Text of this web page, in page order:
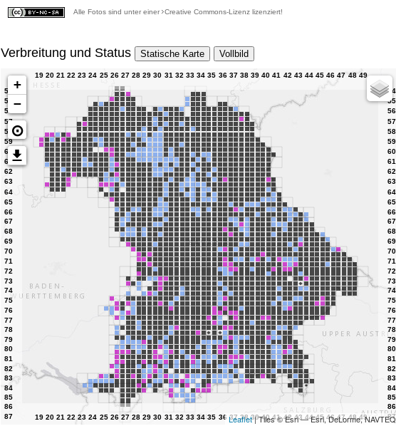
Alle Fotos sind unter einer Creative Commons-Lizenz lizenziert!
Verbreitung und Status Statische Karte Vollbild
+
−
⊙
Leaflet| Tiles © Esri — Esri, DeLorme, NAVTEQ